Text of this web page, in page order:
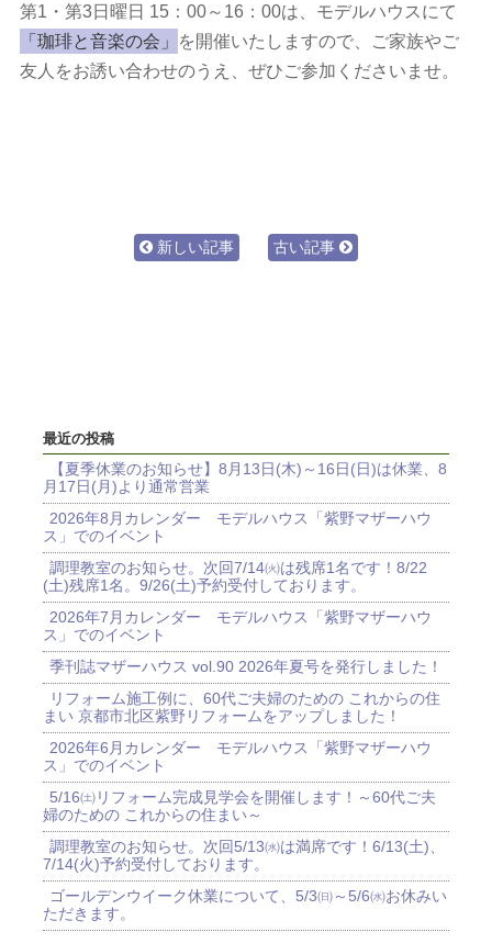
第1・第3日曜日 15：00～16：00は、モデルハウスにて
「珈琲と音楽の会」
を開催いたしますので、ご家族やご
友人をお誘い合わせのうえ、ぜひご参加くださいませ。
新しい記事 古い記事
最近の投稿
【夏季休業のお知らせ】8月13日(木)～16日(日)は休業、8
月17日(月)より通常営業
2026年8月カレンダー モデルハウス「紫野マザーハウ
ス」でのイベント
調理教室のお知らせ。次回7/14㈫は残席1名です！8/22
(土)残席1名。9/26(土)予約受付しております。
2026年7月カレンダー モデルハウス「紫野マザーハウ
ス」でのイベント
季刊誌マザーハウス vol.90 2026年夏号を発行しました！
リフォーム施工例に、60代ご夫婦のための これからの住
まい 京都市北区紫野リフォームをアップしました！
2026年6月カレンダー モデルハウス「紫野マザーハウ
ス」でのイベント
5/16㈯リフォーム完成見学会を開催します！～60代ご夫
婦のための これからの住まい～
調理教室のお知らせ。次回5/13㈬は満席です！6/13(土)、
7/14(火)予約受付しております。
ゴールデンウイーク休業について、5/3㈰～5/6㈬お休みい
ただきます。